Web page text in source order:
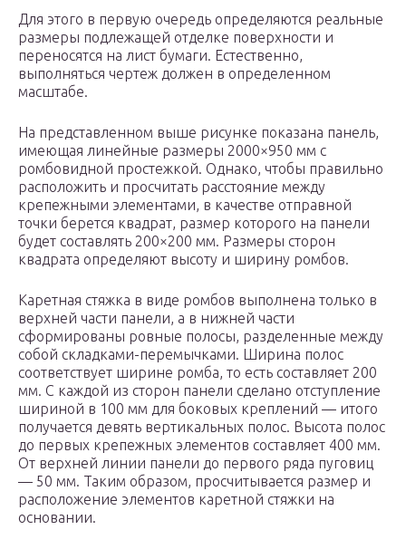
Для этого в первую очередь определяются реальные
размеры подлежащей отделке поверхности и
переносятся на лист бумаги. Естественно,
выполняться чертеж должен в определенном
масштабе.
На представленном выше рисунке показана панель,
имеющая линейные размеры 2000×950 мм с
ромбовидной простежкой. Однако, чтобы правильно
расположить и просчитать расстояние между
крепежными элементами, в качестве отправной
точки берется квадрат, размер которого на панели
будет составлять 200×200 мм. Размеры сторон
квадрата определяют высоту и ширину ромбов.
Каретная стяжка в виде ромбов выполнена только в
верхней части панели, а в нижней части
сформированы ровные полосы, разделенные между
собой складками-перемычками. Ширина полос
соответствует ширине ромба, то есть составляет 200
мм. С каждой из сторон панели сделано отступление
шириной в 100 мм для боковых креплений — итого
получается девять вертикальных полос. Высота полос
до первых крепежных элементов составляет 400 мм.
От верхней линии панели до первого ряда пуговиц
— 50 мм. Таким образом, просчитывается размер и
расположение элементов каретной стяжки на
основании.